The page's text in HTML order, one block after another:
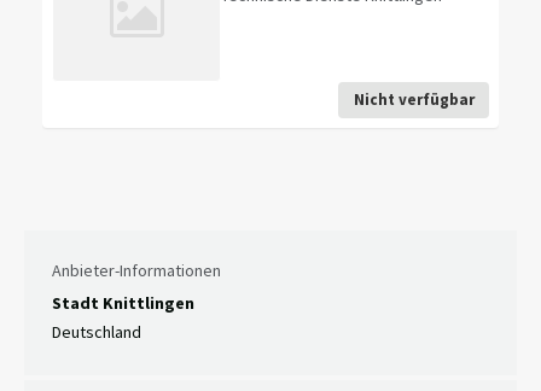
Nicht verfügbar
Anbieter-Informationen
Stadt Knittlingen
Deutschland